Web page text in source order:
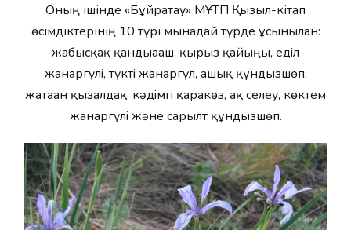
Оның ішінде «Бұйратау» МҰТП Қызыл-кітап
өсімдіктерінің 10 түрі мынадай түрде ұсынылған:
жабысқақ қандыағаш, қырғыз қайыңы, едiл
жанаргүлi, түктi жанаргүл, ашық құндызшөп,
жатаған қызғалдақ, кәдiмгi қарғакөз, ақ селеу, көктем
жанаргүлi және сарғылт құндызшөп.